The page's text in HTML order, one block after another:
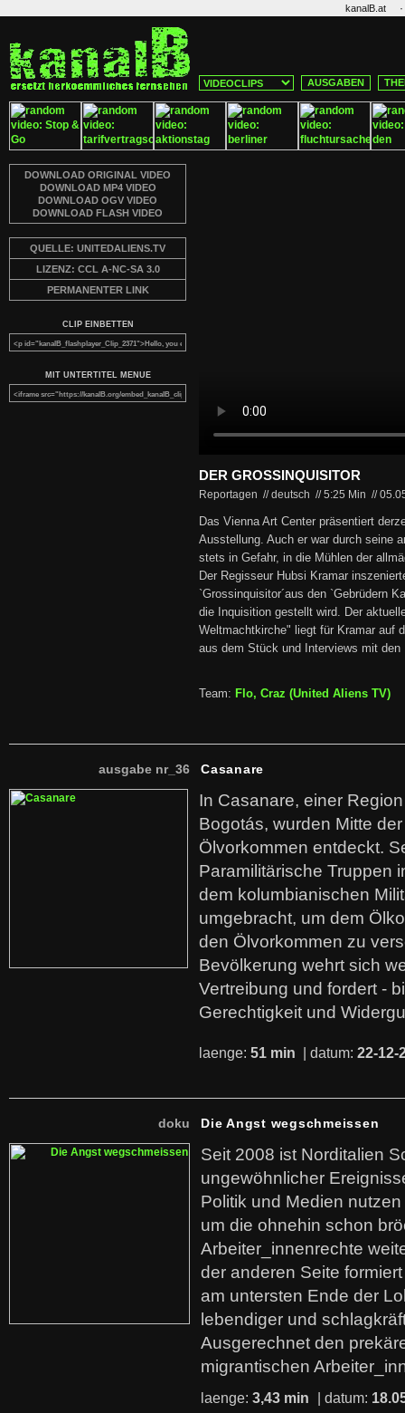
kanalB.at ·
AUSGABEN
DOWNLOAD ORIGINAL VIDEO
DOWNLOAD MP4 VIDEO
DOWNLOAD OGV VIDEO
DOWNLOAD FLASH VIDEO
QUELLE: UNITEDALIENS.TV
LIZENZ: CCL A-NC-SA 3.0
PERMANENTER LINK
CLIP EINBETTEN
MIT UNTERTITEL MENUE
DER GROSSINQUISITOR
Reportagen // deutsch //5:25 Min //
Das Vienna Art Center präsentiert
Ausstellung. Auch er war durch seine
stets in Gefahr, in die Mühlen der
Der Regisseur Hubsi Kramar
`Grossinquisitor´aus den `Gebrüdern
die Inquisition gestellt wird. Der
Weltmachtkirche" liegt für Kramar auf
aus dem Stück und Interviews mit den
Team: Flo, Craz (United Aliens TV)
ausgabe nr_36 Casanare
In Casanare, einer
Bogotás, wurden Mitte
Ölvorkommen entdeckt.
Paramilitärische Truppen
dem kolumbianischen
umgebracht, um dem
den Ölvorkommen zu
Bevölkerung wehrt sich
Vertreibung und fordert -
Gerechtigkeit und
laenge: 51 min | datum: 22-12-
doku Die Angst wegschmeissen
Seit 2008 ist Norditalien
ungewöhnlicher
Politik und Medien
um die ohnehin schon
Arbeiter_innenrechte
der anderen Seite
am untersten Ende der
lebendiger und
Ausgerechnet den
migrantischen
laenge: 3,43 min | datum: